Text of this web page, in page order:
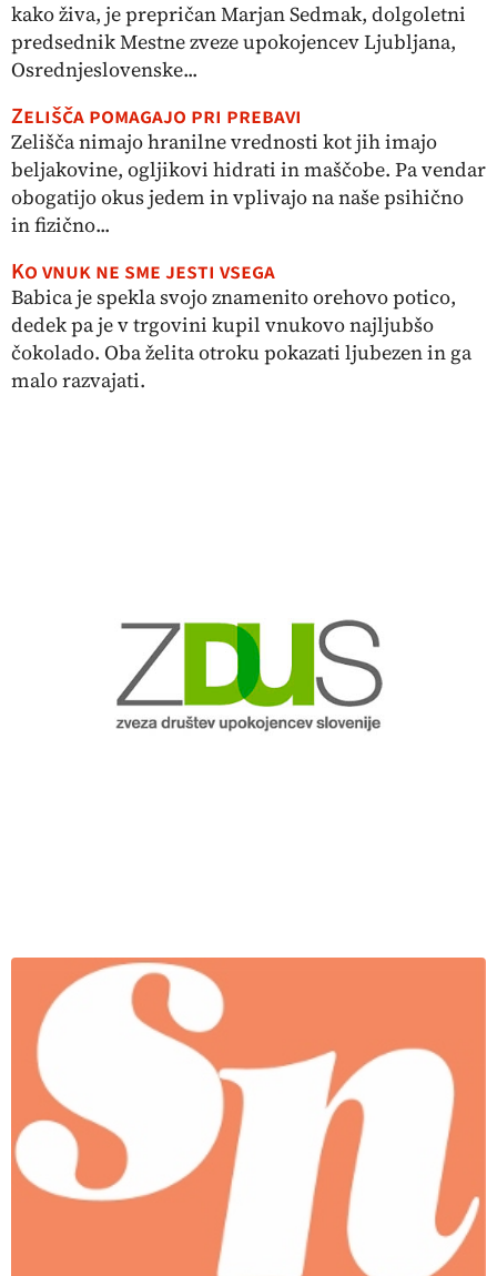
kako živa, je prepričan Marjan Sedmak, dolgoletni
predsednik Mestne zveze upokojencev Ljubljana,
Osrednjeslovenske...
Zelišča pomagajo pri prebavi
Zelišča nimajo hranilne vrednosti kot jih imajo
beljakovine, ogljikovi hidrati in maščobe. Pa vendar
obogatijo okus jedem in vplivajo na naše psihično
in fizično...
Ko vnuk ne sme jesti vsega
Babica je spekla svojo znamenito orehovo potico,
dedek pa je v trgovini kupil vnukovo najljubšo
čokolado. Oba želita otroku pokazati ljubezen in ga
malo razvajati.